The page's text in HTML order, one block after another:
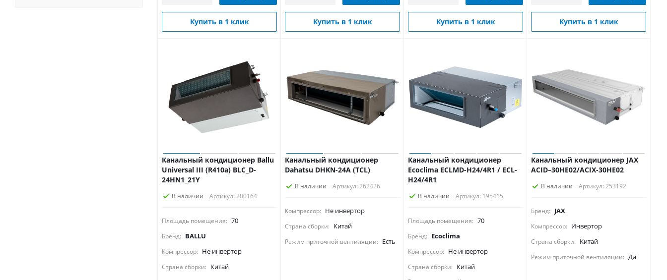
Купить в 1 клик Купить в 1 клик Купить в 1 клик Купить в 1 клик
Канальный кондиционер Ballu
Universal III (R410a) BLC_D-
24HN1_21Y
В наличии Артикул: 200164
Площадь помещения: 70
Бренд: BALLU
Компрессор: Не инвертор
Страна сборки: Китай
Канальный кондиционер
Dahatsu DHKN-24A (TCL)
В наличии Артикул: 262426
Компрессор: Не инвертор
Страна сборки: Китай
Режим приточной вентиляции: Есть
Канальный кондиционер
Ecoclima ECLMD-H24/4R1 / ECL-
H24/4R1
В наличии Артикул: 195415
Площадь помещения: 70
Бренд: Ecoclima
Компрессор: Не инвертор
Страна сборки: Китай
Канальный кондиционер JAX
ACID–30HE02/ACIX-30HE02
В наличии Артикул: 253192
Бренд: JAX
Компрессор: Инвертор
Страна сборки: Китай
Режим приточной вентиляции: Да